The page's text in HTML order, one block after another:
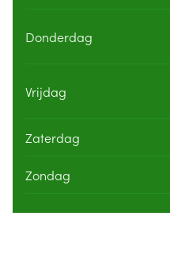
Donderdag
Vrijdag
Zaterdag
Zondag